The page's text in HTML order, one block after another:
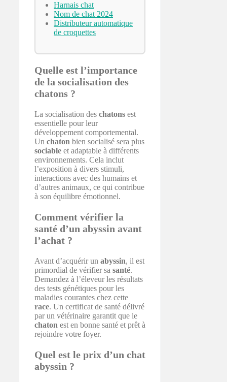
Harnais chat
Nom de chat 2024
Distributeur automatique
de croquettes
Quelle est l’importance
de la socialisation des
chatons ?
La socialisation des chatons est
essentielle pour leur
développement comportemental.
Un chaton bien socialisé sera plus
sociable et adaptable à différents
environnements. Cela inclut
l’exposition à divers stimuli,
interactions avec des humains et
d’autres animaux, ce qui contribue
à son équilibre émotionnel.
Comment vérifier la
santé d’un abyssin avant
l’achat ?
Avant d’acquérir un abyssin, il est
primordial de vérifier sa santé.
Demandez à l’éleveur les résultats
des tests génétiques pour les
maladies courantes chez cette
race. Un certificat de santé délivré
par un vétérinaire garantit que le
chaton est en bonne santé et prêt à
rejoindre votre foyer.
Quel est le prix d’un chat
abyssin ?